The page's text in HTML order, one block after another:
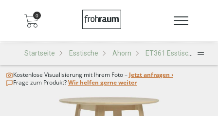
0
Startseite Esstische Ahorn ET361 Esstisch
Kostenlose Visualisierung mit Ihrem Foto – Jetzt anfragen ›
Frage zum Produkt?Wir helfen gerne weiter